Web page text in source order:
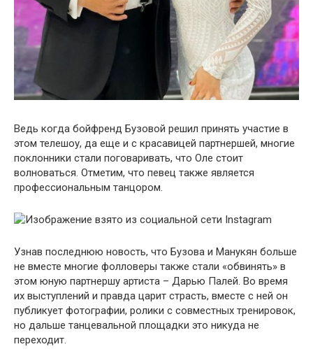
Ведь когда бойфренд Бузовой решил принять участие в
этом телешоу, да еще и с красавицей партнершей, многие
поклонники стали поговаривать, что Оле стоит
волноваться. Отметим, что певец также является
профессиональным танцором.
Узнав последнюю новость, что Бузова и Манукян больше
не вместе многие фолловеры также стали «обвинять» в
этом юную партнершу артиста – Дарью Палей. Во время
их выступлений и правда царит страсть, вместе с ней он
публикует фотографии, ролики с совместных тренировок,
но дальше танцевальной площадки это никуда не
переходит.